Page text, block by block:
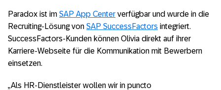
Paradox ist im SAP App Center verfügbar und wurde in die
Recruiting-Lösung von SAP SuccessFactors integriert.
SuccessFactors-Kunden können Olivia direkt auf ihrer
Karriere-Webseite für die Kommunikation mit Bewerbern
einsetzen.
„Als HR-Dienstleister wollen wir in puncto